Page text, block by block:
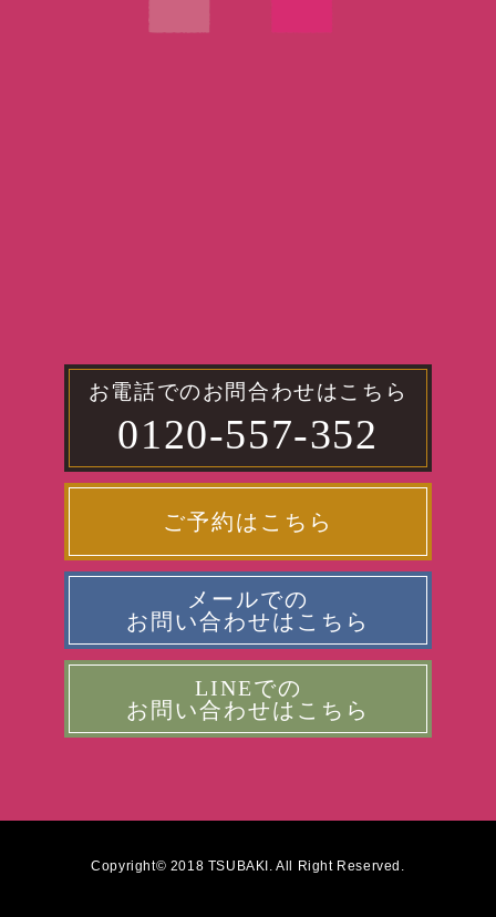
お電話でのお問合わせはこちら
0120-557-352
ご予約はこちら
メールでの
お問い合わせはこちら
LINEでの
お問い合わせはこちら
Copyright© 2018 TSUBAKI. All Right Reserved.